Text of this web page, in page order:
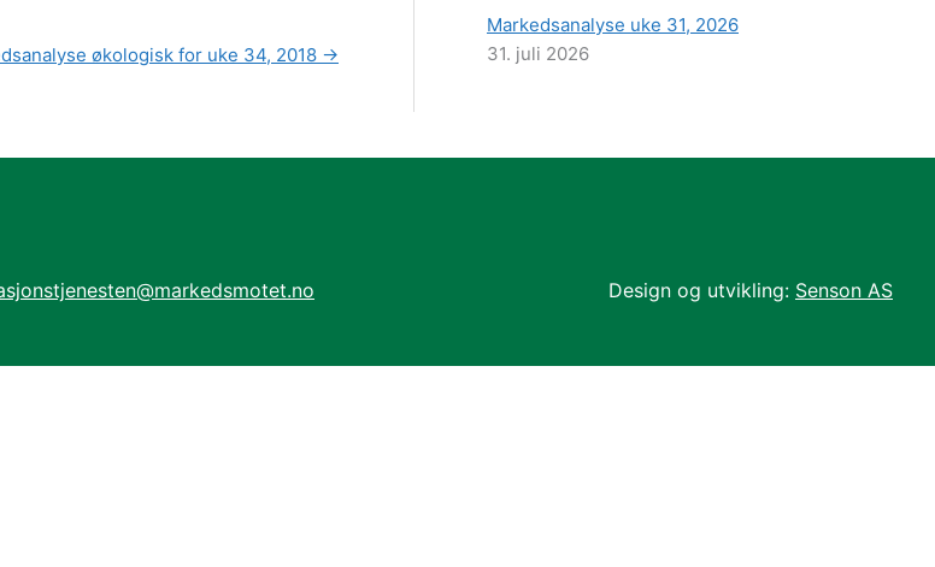
økologisk for uke 34, 2018 →
Markedsanalyse uke 31, 2026
31. juli 2026
Design og utvikling: Senson AS